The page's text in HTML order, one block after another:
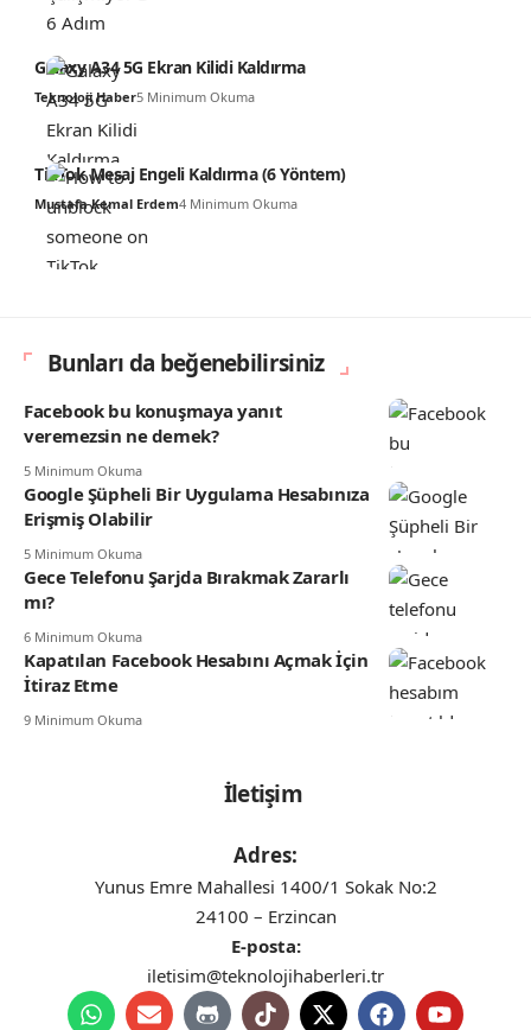
Galaxy A34 5G Ekran Kilidi Kaldırma
Teknoloji Haber5 Minimum Okuma
TikTok Mesaj Engeli Kaldırma (6 Yöntem)
Mustafa Kemal Erdem4 Minimum Okuma
Bunları da beğenebilirsiniz
Facebook bu konuşmaya yanıt
veremezsin ne demek?
5 Minimum Okuma
Google Şüpheli Bir Uygulama Hesabınıza
Erişmiş Olabilir
5 Minimum Okuma
Gece Telefonu Şarjda Bırakmak Zararlı
mı?
6 Minimum Okuma
Kapatılan Facebook Hesabını Açmak İçin
İtiraz Etme
9 Minimum Okuma
İletişim
Adres:
Yunus Emre Mahallesi 1400/1 Sokak No:2
24100 – Erzincan
E-posta:
iletisim@teknolojihaberleri.tr